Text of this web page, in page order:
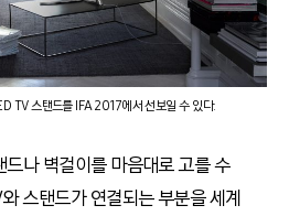
TV 스탠드를 IFA 2017에서 선보일 수 있다.
나 벽걸이를 마음대로 고를 수
스탠드가 연결되는 부분을 세계